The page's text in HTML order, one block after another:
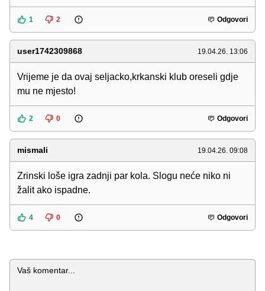
1 2 Odgovori
user1742309868 19.04.26. 13:06
Vrijeme je da ovaj seljacko,krkanski klub oreseli gdje
mu ne mjesto!
2 0 Odgovori
mismali 19.04.26. 09:08
Zrinski loše igra zadnji par kola. Slogu neće niko ni
žalit ako ispadne.
4 0 Odgovori
Komentar